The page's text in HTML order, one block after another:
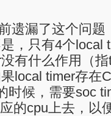
遗漏了这个问
，只有4个local
有什么作用（
local timer存在
时候，需要soc
的cpu上去，以